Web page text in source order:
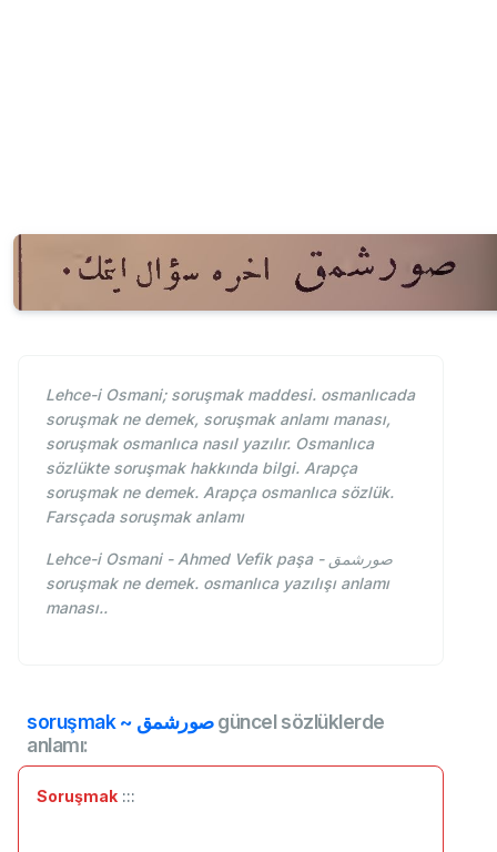
Lehce-i Osmani; soruşmak maddesi. osmanlıcada
soruşmak ne demek, soruşmak anlamı manası,
soruşmak osmanlıca nasıl yazılır. Osmanlıca
sözlükte soruşmak hakkında bilgi. Arapça
soruşmak ne demek. Arapça osmanlıca sözlük.
Farsçada soruşmak anlamı
Lehce-i Osmani - Ahmed Vefik paşa - صورشمق
soruşmak ne demek. osmanlıca yazılışı anlamı
manası..
soruşmak ~ صورشمقgüncel sözlüklerde
anlamı:
Soruşmak :::